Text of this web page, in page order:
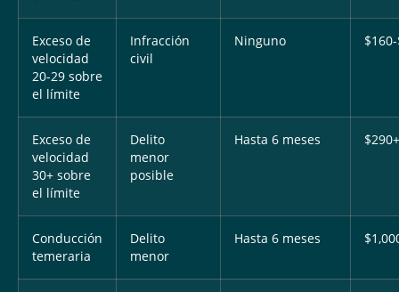
Exceso de
velocidad
20-29 sobre
el límite
Infracción
civil
Ninguno
Exceso de
velocidad
30+ sobre
el límite
Delito
menor
posible
Hasta 6 meses $290+
Conducción
temeraria
Delito
menor
Hasta 6 meses